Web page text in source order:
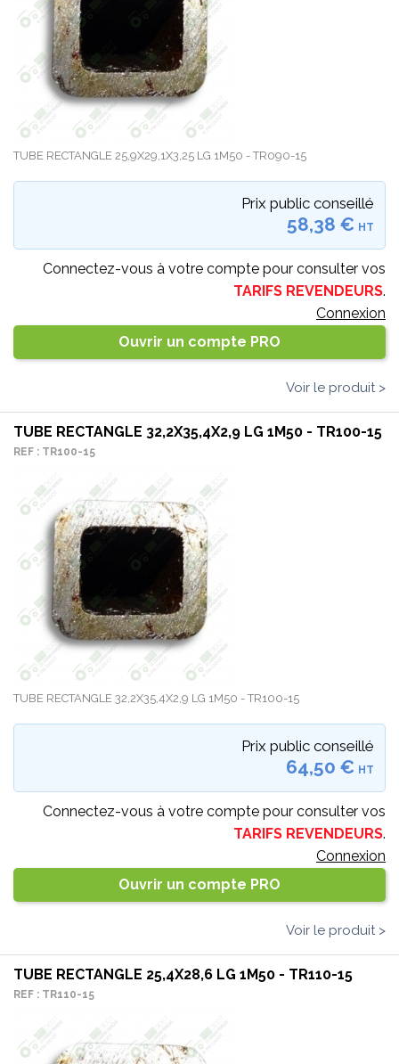
TUBE RECTANGLE 25,9X29,1X3,25 LG 1M50 - TR090-15
Prix public conseillé
58,38 € HT
Connectez-vous à votre compte pour consulter vos
TARIFS REVENDEURS.
Connexion
Ouvrir un compte PRO
Voir le produit >
TUBE RECTANGLE 32,2X35,4X2,9 LG 1M50 - TR100-15
REF : TR100-15
TUBE RECTANGLE 32,2X35,4X2,9 LG 1M50 - TR100-15
Prix public conseillé
64,50 € HT
Connectez-vous à votre compte pour consulter vos
TARIFS REVENDEURS.
Connexion
Ouvrir un compte PRO
Voir le produit >
TUBE RECTANGLE 25,4X28,6 LG 1M50 - TR110-15
REF : TR110-15